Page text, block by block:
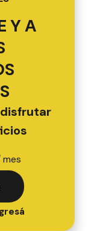
Y A
mes